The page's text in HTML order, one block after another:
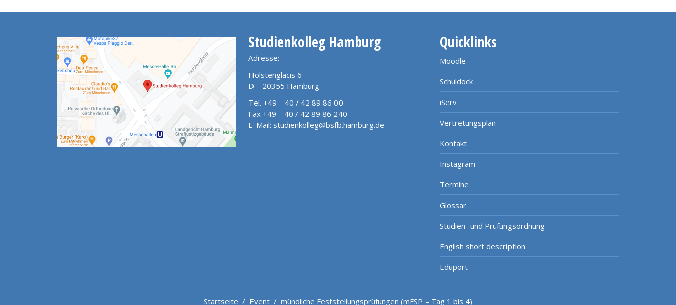
Studienkolleg Hamburg
Adresse:
Holstenglacis 6
D – 20355 Hamburg
Tel. +49 – 40 / 42 89 86 00
Fax +49 – 40 / 42 89 86 240
E-Mail: studienkolleg@bsfb.hamburg.de
Quicklinks
Moodle
Schuldock
iServ
Vertretungsplan
Kontakt
Instagram
Termine
Glossar
Studien- und Prüfungsordnung
English short description
Eduport
Startseite / Event / mündliche Feststellungsprüfungen (mFSP – Tag 1 bis 4)